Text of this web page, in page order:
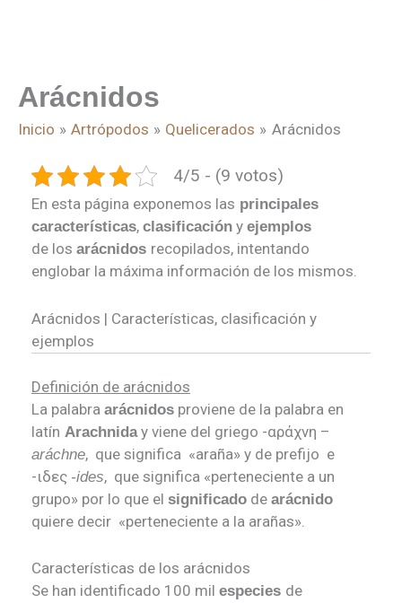
Arácnidos
Inicio Artrópodos Quelicerados Arácnidos
4/5 - (9 votos)
En esta página exponemos las principales
características, clasificación y ejemplos
de los arácnidos recopilados, intentando
englobar la máxima información de los mismos.
Arácnidos | Características, clasificación y
ejemplos
Definición de arácnidos
La palabra arácnidos proviene de la palabra en
latín Arachniday viene del griego -αράχνη –
aráchne, que significa «araña» y de prefijo e
-ιδες -ides, que significa «perteneciente a un
grupo» por lo que el significado de arácnido
quiere decir «perteneciente a la arañas».
Características de los arácnidos
Se han identificado 100 mil especies de